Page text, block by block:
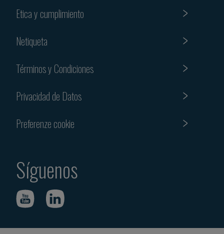
Etica y cumplimiento
Netiqueta
Términos y Condiciones
Privacidad de Datos
Preferenze cookie
Síguenos